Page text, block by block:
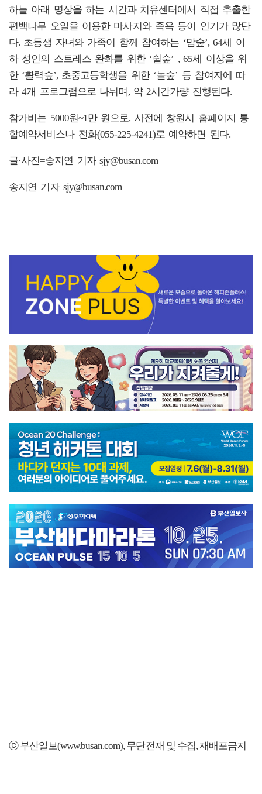
하늘 아래 명상을 하는 시간과 치유센터에서 직접 추출한
편백나무 오일을 이용한 마사지와 족욕 등이 인기가 많단
다. 초등생 자녀와 가족이 함께 참여하는 ‘맘숲’, 64세 이
하 성인의 스트레스 완화를 위한 ‘쉴숲’ , 65세 이상을 위
한 ‘활력숲’, 초중고등학생을 위한 ‘놀숲’ 등 참여자에 따
라 4개 프로그램으로 나뉘며, 약 2시간가량 진행된다.
참가비는 5000원~1만 원으로, 사전에 창원시 홈페이지 통
합예약서비스나 전화(055-225-4241)로 예약하면 된다.
글·사진=송지연 기자 sjy@busan.com
송지연 기자 sjy@busan.com
ⓒ 부산일보(www.busan.com), 무단전재 및 수집, 재배포금지